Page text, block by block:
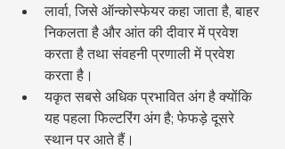
लार्वा, जिसे ऑन्कोस्फेयर कहा जाता है, बाहर
निकलता है और आंत की दीवार में प्रवेश
करता है तथा संवहनी प्रणाली में प्रवेश
करता है।
यकृत सबसे अधिक प्रभावित अंग है क्योंकि
यह पहला फिल्टरिंग अंग है; फेफड़े दूसरे
स्थान पर आते हैं।